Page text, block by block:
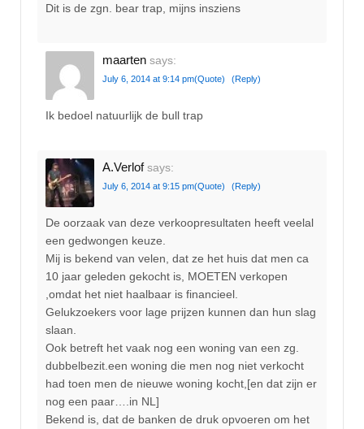
Dit is de zgn. bear trap, mijns insziens
maarten says:
July 6, 2014 at 9:14 pm(Quote) (Reply)
Ik bedoel natuurlijk de bull trap
A.Verlof says:
July 6, 2014 at 9:15 pm(Quote) (Reply)
De oorzaak van deze verkoopresultaten heeft veelal
een gedwongen keuze.
Mij is bekend van velen, dat ze het huis dat men ca
10 jaar geleden gekocht is, MOETEN verkopen
,omdat het niet haalbaar is financieel.
Gelukzoekers voor lage prijzen kunnen dan hun slag
slaan.
Ook betreft het vaak nog een woning van een zg.
dubbelbezit.een woning die men nog niet verkocht
had toen men de nieuwe woning kocht,[en dat zijn er
nog een paar….in NL]
Bekend is, dat de banken de druk opvoeren om het